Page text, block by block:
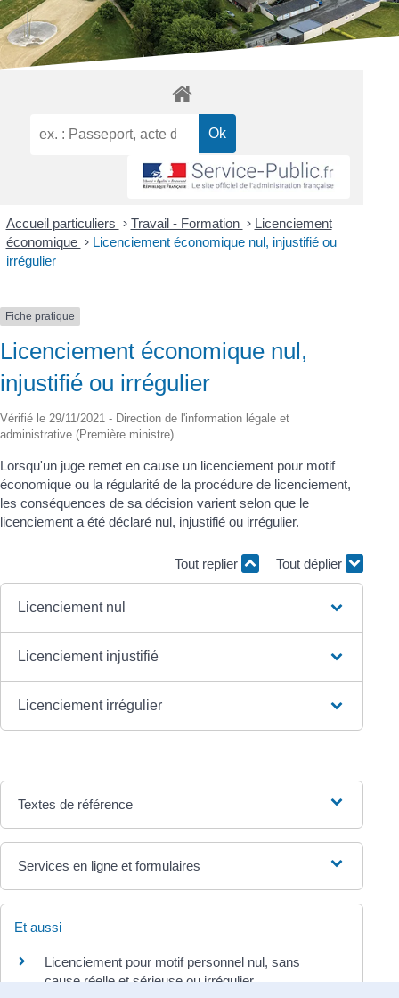
Accueil particuliers > Travail - Formation > Licenciement
économique > Licenciement économique nul, injustifié ou
irrégulier
Fiche pratique
Licenciement économique nul,
injustifié ou irrégulier
Vérifié le 29/11/2021 - Direction de l'information légale et
administrative (Première ministre)
Lorsqu'un juge remet en cause un licenciement pour motif
économique ou la régularité de la procédure de licenciement,
les conséquences de sa décision varient selon que le
licenciement a été déclaré nul, injustifié ou irrégulier.
Tout replier Tout déplier
Licenciement nul
Licenciement injustifié
Licenciement irrégulier
Textes de référence
Services en ligne et formulaires
Et aussi
Licenciement pour motif personnel nul, sans
cause réelle et sérieuse ou irrégulier